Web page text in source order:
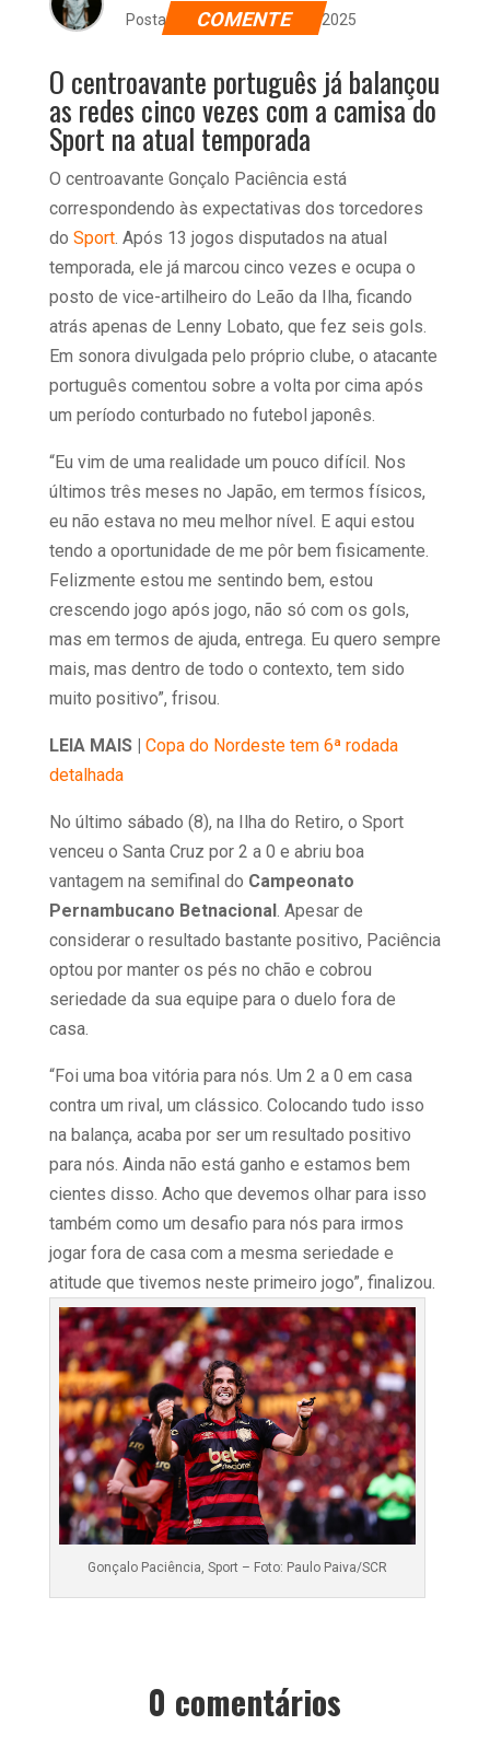
Postado dia 11 de março de 2025
COMENTE
O centroavante português já balançou
as redes cinco vezes com a camisa do
Sport na atual temporada
O centroavante Gonçalo Paciência está
correspondendo às expectativas dos torcedores
do Sport. Após 13 jogos disputados na atual
temporada, ele já marcou cinco vezes e ocupa o
posto de vice-artilheiro do Leão da Ilha, ficando
atrás apenas de Lenny Lobato, que fez seis gols.
Em sonora divulgada pelo próprio clube, o atacante
português comentou sobre a volta por cima após
um período conturbado no futebol japonês.
“Eu vim de uma realidade um pouco difícil. Nos
últimos três meses no Japão, em termos físicos,
eu não estava no meu melhor nível. E aqui estou
tendo a oportunidade de me pôr bem fisicamente.
Felizmente estou me sentindo bem, estou
crescendo jogo após jogo, não só com os gols,
mas em termos de ajuda, entrega. Eu quero sempre
mais, mas dentro de todo o contexto, tem sido
muito positivo”, frisou.
LEIA MAIS | Copa do Nordeste tem 6ª rodada
detalhada
No último sábado (8), na Ilha do Retiro, o Sport
venceu o Santa Cruz por 2 a 0 e abriu boa
vantagem na semifinal do Campeonato
Pernambucano Betnacional. Apesar de
considerar o resultado bastante positivo, Paciência
optou por manter os pés no chão e cobrou
seriedade da sua equipe para o duelo fora de
casa.
“Foi uma boa vitória para nós. Um 2 a 0 em casa
contra um rival, um clássico. Colocando tudo isso
na balança, acaba por ser um resultado positivo
para nós. Ainda não está ganho e estamos bem
cientes disso. Acho que devemos olhar para isso
também como um desafio para nós para irmos
jogar fora de casa com a mesma seriedade e
atitude que tivemos neste primeiro jogo”, finalizou.
Gonçalo Paciência, Sport – Foto: Paulo Paiva/SCR
0 comentários